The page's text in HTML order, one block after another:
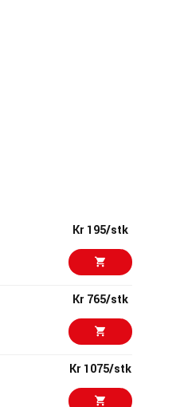
Kr 195/stk
Kr 765/stk
Kr 1075/stk